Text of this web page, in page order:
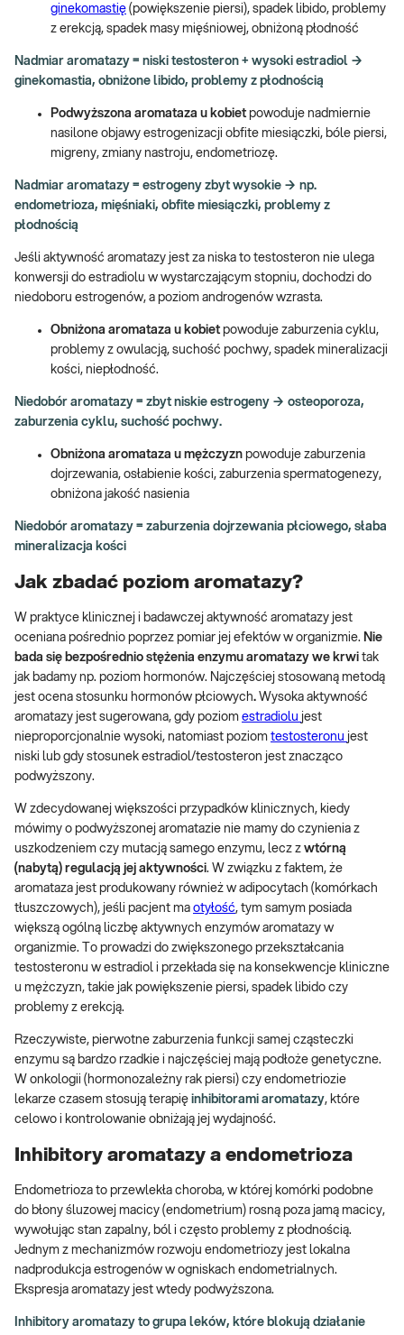
ginekomastię (powiększenie piersi), spadek libido, problemy
z erekcją, spadek masy mięśniowej, obniżoną płodność
Nadmiar aromatazy = niski testosteron + wysoki estradiol →
ginekomastia, obniżone libido, problemy z płodnością
Podwyższona aromataza u kobiet powoduje nadmiernie
nasilone objawy estrogenizacji obfite miesiączki, bóle piersi,
migreny, zmiany nastroju, endometriozę.
Nadmiar aromatazy = estrogeny zbyt wysokie → np.
endometrioza, mięśniaki, obfite miesiączki, problemy z
płodnością
Jeśli aktywność aromatazy jest za niska to testosteron nie ulega
konwersji do estradiolu w wystarczającym stopniu, dochodzi do
niedoboru estrogenów, a poziom androgenów wzrasta.
Obniżona aromataza u kobiet powoduje zaburzenia cyklu,
problemy z owulacją, suchość pochwy, spadek mineralizacji
kości, niepłodność.
Niedobór aromatazy = zbyt niskie estrogeny → osteoporoza,
zaburzenia cyklu, suchość pochwy.
Obniżona aromataza u mężczyzn powoduje zaburzenia
dojrzewania, osłabienie kości, zaburzenia spermatogenezy,
obniżona jakość nasienia
Niedobór aromatazy = zaburzenia dojrzewania płciowego, słaba
mineralizacja kości
Jak zbadać poziom aromatazy?
W praktyce klinicznej i badawczej aktywność aromatazy jest
oceniana pośrednio poprzez pomiar jej efektów w organizmie. Nie
bada się bezpośrednio stężenia enzymu aromatazy we krwi tak
jak badamy np. poziom hormonów. Najczęściej stosowaną metodą
jest ocena stosunku hormonów płciowych. Wysoka aktywność
aromatazy jest sugerowana, gdy poziom estradiolu jest
nieproporcjonalnie wysoki, natomiast poziom testosteronu jest
niski lub gdy stosunek estradiol/testosteron jest znacząco
podwyższony.
W zdecydowanej większości przypadków klinicznych, kiedy
mówimy o podwyższonej aromatazie nie mamy do czynienia z
uszkodzeniem czy mutacją samego enzymu, lecz z wtórną
(nabytą) regulacją jej aktywności. W związku z faktem, że
aromataza jest produkowany również w adipocytach (komórkach
tłuszczowych), jeśli pacjent ma otyłość, tym samym posiada
większą ogólną liczbę aktywnych enzymów aromatazy w
organizmie. To prowadzi do zwiększonego przekształcania
testosteronu w estradiol i przekłada się na konsekwencje kliniczne
u mężczyzn, takie jak powiększenie piersi, spadek libido czy
problemy z erekcją.
Rzeczywiste, pierwotne zaburzenia funkcji samej cząsteczki
enzymu są bardzo rzadkie i najczęściej mają podłoże genetyczne.
W onkologii (hormonozależny rak piersi) czy endometriozie
lekarze czasem stosują terapię inhibitorami aromatazy, które
celowo i kontrolowanie obniżają jej wydajność.
Inhibitory aromatazy a endometrioza
Endometrioza to przewlekła choroba, w której komórki podobne
do błony śluzowej macicy (endometrium) rosną poza jamą macicy,
wywołując stan zapalny, ból i często problemy z płodnością.
Jednym z mechanizmów rozwoju endometriozy jest lokalna
nadprodukcja estrogenów w ogniskach endometrialnych.
Ekspresja aromatazy jest wtedy podwyższona.
Inhibitory aromatazy to grupa leków, które blokują działanie